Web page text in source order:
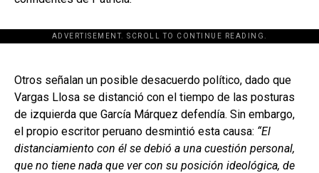
ADVERTISEMENT. SCROLL TO CONTINUE READING.
[adsforwp id="243463"]
Otros señalan un posible desacuerdo político, dado que
Vargas Llosa se distanció con el tiempo de las posturas
de izquierda que García Márquez defendía. Sin embargo,
el propio escritor peruano desmintió esta causa: “El
distanciamiento con él se debió a una cuestión personal,
que no tiene nada que ver con su posición ideológica, de